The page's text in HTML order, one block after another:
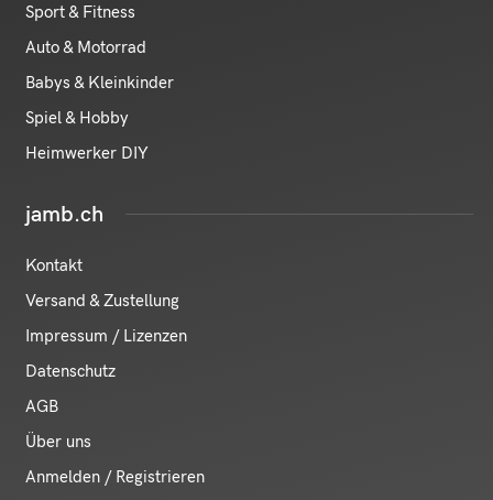
Sport & Fitness
Auto & Motorrad
Babys & Kleinkinder
Spiel & Hobby
Heimwerker DIY
jamb.ch
Kontakt
Versand & Zustellung
Impressum / Lizenzen
Datenschutz
AGB
Über uns
Anmelden / Registrieren